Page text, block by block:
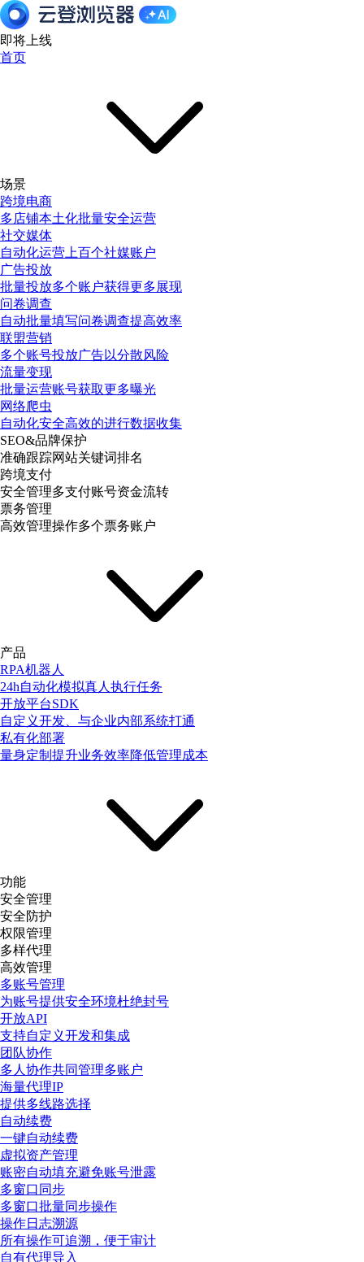
即将上线
首页
场景
跨境电商
多店铺本土化批量安全运营
社交媒体
自动化运营上百个社媒账户
广告投放
批量投放多个账户获得更多展现
问卷调查
自动批量填写问卷调查提高效率
联盟营销
多个账号投放广告以分散风险
流量变现
批量运营账号获取更多曝光
网络爬虫
自动化安全高效的进行数据收集
SEO&品牌保护
准确跟踪网站关键词排名
跨境支付
安全管理多支付账号资金流转
票务管理
高效管理操作多个票务账户
产品
RPA机器人
24h自动化模拟真人执行任务
开放平台SDK
自定义开发、与企业内部系统打通
私有化部署
量身定制提升业务效率降低管理成本
功能
安全管理
安全防护
权限管理
多样代理
高效管理
多账号管理
为账号提供安全环境杜绝封号
开放API
支持自定义开发和集成
团队协作
多人协作共同管理多账户
海量代理IP
提供多线路选择
自动续费
一键自动续费
虚拟资产管理
账密自动填充避免账号泄露
多窗口同步
多窗口批量同步操作
操作日志溯源
所有操作可追溯，便于审计
自有代理导入